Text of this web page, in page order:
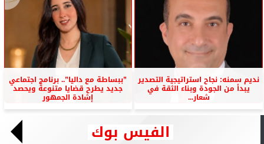
نديم سمنه: نجاح استراتيجية التصدير
يبدأ من الجودة وبناء الثقة في
شعار...
”ببساطة مع داليا”.. برنامج اجتماعي
جديد يطرح قضايا متنوعة ويحصد
إشادة الجمهور
الفيس بوك